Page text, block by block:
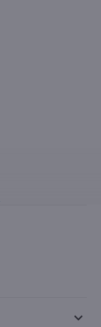
keyboard_arrow_down